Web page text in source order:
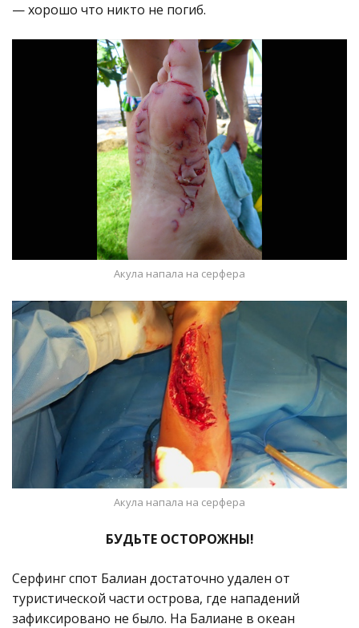
— хорошо что никто не погиб.
Акула напала на серфера
Акула напала на серфера
БУДЬТЕ ОСТОРОЖНЫ!
Серфинг спот Балиан достаточно удален от
туристической части острова, где нападений
зафиксировано не было. На Балиане в океан